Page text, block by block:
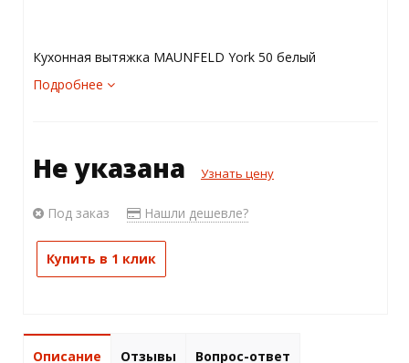
Кухонная вытяжка MAUNFELD York 50 белый
Подробнее
Не указана Узнать цену
Под заказ Нашли дешевле?
Купить в 1 клик
Описание Отзывы Вопрос-ответ